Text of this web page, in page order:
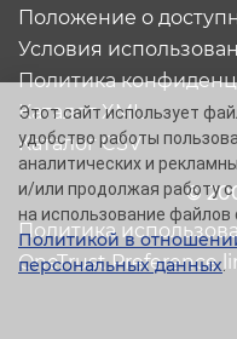
©
Положение о
Условия
Политика
Каталог XML
Каталог CSV
Политика
OneTrust Preference
Этот сайт использует
удобство работы
аналитических и
и/или продолжая работу
на использование файлов
Политикой в
персональных данных.